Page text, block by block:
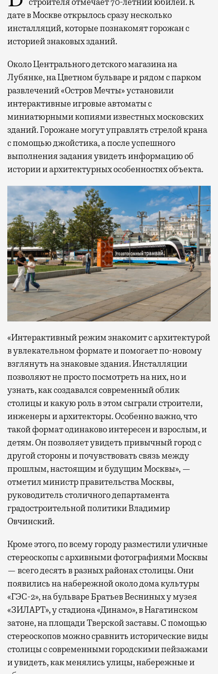
дате в Москве открылось сразу несколько
инсталляций, которые познакомят горожан с
историей знаковых зданий.
Около Центрального детского магазина на
Лубянке, на Цветном бульваре и рядом с парком
развлечений «Остров Мечты» установили
интерактивные игровые автоматы с
миниатюрными копиями известных московских
зданий. Горожане могут управлять стрелой крана
с помощью джойстика, а после успешного
выполнения задания увидеть информацию об
истории и архитектурных особенностях объекта.
«Интерактивный режим знакомит с архитектурой
в увлекательном формате и помогает по-новому
взглянуть на знаковые здания. Инсталляции
позволяют не просто посмотреть на них, но и
узнать, как создавался современный облик
столицы и какую роль в этом сыграли строители,
инженеры и архитекторы. Особенно важно, что
такой формат одинаково интересен и взрослым, и
детям. Он позволяет увидеть привычный город с
другой стороны и почувствовать связь между
прошлым, настоящим и будущим Москвы», —
отметил министр правительства Москвы,
руководитель столичного департамента
градостроительной политики Владимир
Овчинский.
Кроме этого, по всему городу разместили уличные
стереоскопы с архивными фотографиями Москвы
— всего десять в разных районах столицы. Они
появились на набережной около дома культуры
«ГЭС-2», на бульваре Братьев Весниных у музея
«ЗИЛАРТ», у стадиона «Динамо», в Нагатинском
затоне, на площади Тверской заставы. С помощью
стереоскопов можно сравнить исторические виды
столицы с современными городскими пейзажами
и увидеть, как менялись улицы, набережные и